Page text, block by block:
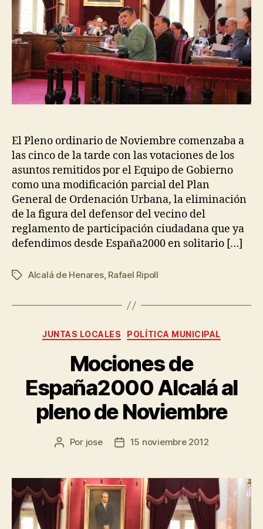
El Pleno ordinario de Noviembre comenzaba a
las cinco de la tarde con las votaciones de los
asuntos remitidos por el Equipo de Gobierno
como una modificación parcial del Plan
General de Ordenación Urbana, la eliminación
de la figura del defensor del vecino del
reglamento de participación ciudadana que ya
defendimos desde España2000 en solitario […]
Alcalá de Henares, Rafael Ripoll
JUNTAS LOCALES POLÍTICA MUNICIPAL
Mociones de
España2000 Alcalá al
pleno de Noviembre
Por jose 15 noviembre 2012